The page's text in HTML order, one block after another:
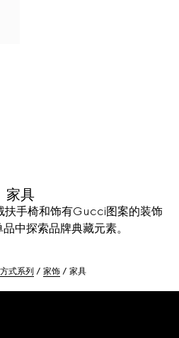
家具
手椅和饰有Gucci图案的装饰
中探索品牌典藏元素。
式系列 家饰 家具